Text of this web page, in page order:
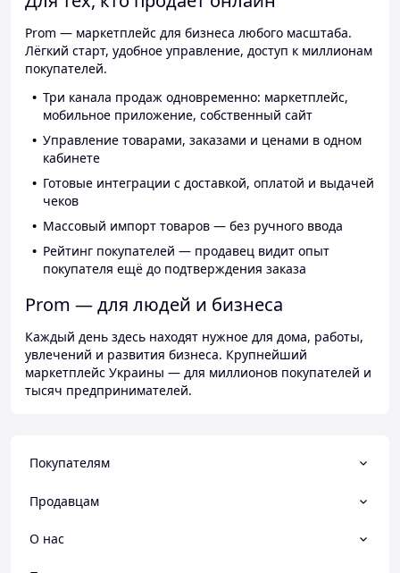
Prom — маркетплейс для бизнеса любого масштаба.
Лёгкий старт, удобное управление, доступ к миллионам
покупателей.
Три канала продаж одновременно: маркетплейс,
мобильное приложение, собственный сайт
Управление товарами, заказами и ценами в одном
кабинете
Готовые интеграции с доставкой, оплатой и выдачей
чеков
Массовый импорт товаров — без ручного ввода
Рейтинг покупателей — продавец видит опыт
покупателя ещё до подтверждения заказа
Prom — для людей и бизнеса
Каждый день здесь находят нужное для дома, работы,
увлечений и развития бизнеса. Крупнейший
маркетплейс Украины — для миллионов покупателей и
тысяч предпринимателей.
Покупателям
Продавцам
О нас